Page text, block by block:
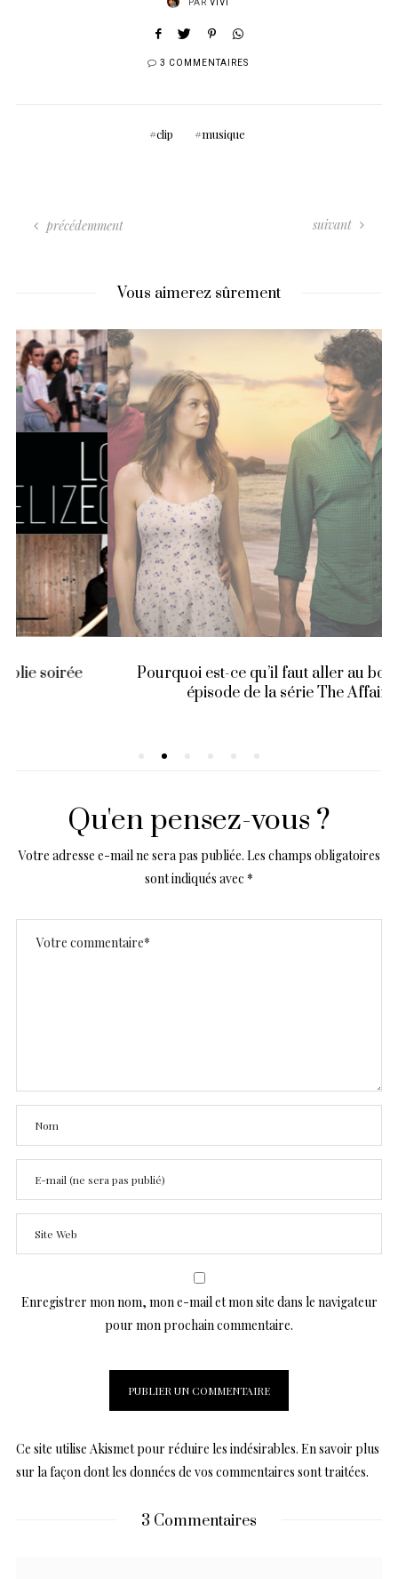
PAR VIVI
3 COMMENTAIRES
clip musique
précédemment suivant
Vous aimerez sûrement
Pourquoi est-ce qu’il faut aller au bout du 1er
épisode de la série The Affair !
Qu'en pensez-vous ?
Votre adresse e-mail ne sera pas publiée. Les champs obligatoires
sont indiqués avec *
Enregistrer mon nom, mon e-mail et mon site dans le navigateur
pour mon prochain commentaire.
Ce site utilise Akismet pour réduire les indésirables. En savoir plus
sur la façon dont les données de vos commentaires sont traitées.
3 Commentaires